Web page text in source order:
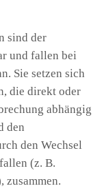
sind der
und fallen bei
Sie setzen sich
die direkt oder
abhängig
den
den Wechsel
(z. B.
zusammen.